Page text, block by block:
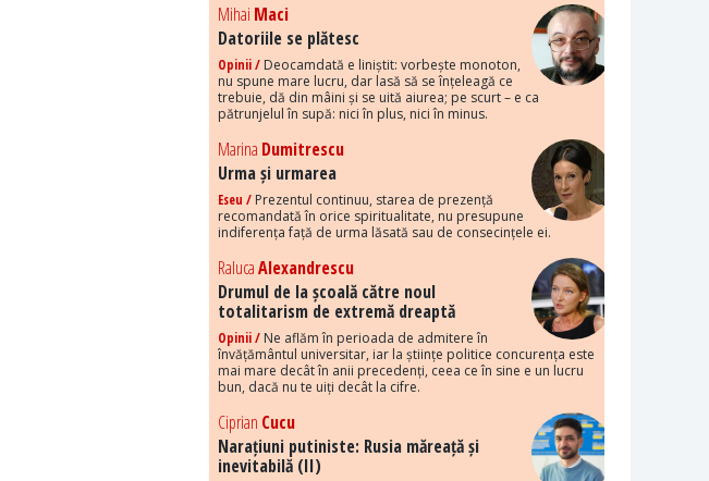
Mihai Maci
Datoriile se plătesc
Opinii / Deocamdată e liniștit: vorbește monoton,
nu spune mare lucru, dar lasă să se înțeleagă ce
trebuie, dă din mâini și se uită aiurea; pe scurt – e ca
pătrunjelul în supă: nici în plus, nici în minus.
Marina Dumitrescu
Urma și urmarea
Eseu / Prezentul continuu, starea de prezență
recomandată în orice spiritualitate, nu presupune
indiferența față de urma lăsată sau de consecințele ei.
RalucaAlexandrescu
Drumul de la școală către noul
totalitarism de extremă dreaptă
Opinii / Ne aflăm în perioada de admitere în
învățământul universitar, iar la științe politice concurența este
mai mare decât în anii precedenți, ceea ce în sine e un lucru
bun, dacă nu te uiți decât la cifre.
Ciprian Cucu
Narațiuni putiniste: Rusia măreață și
inevitabilă (II)